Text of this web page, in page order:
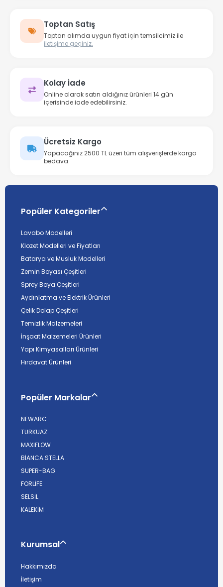
Toptan Satış
Toptan alımda uygun fiyat için temsilcimiz ile
iletişime geçiniz.
Kolay İade
Online olarak satın aldığınız ürünleri 14 gün
içerisinde iade edebilirsiniz.
Ücretsiz Kargo
Yapacağınız 2500 TL üzeri tüm alışverişlerde kargo
bedava.
Popüler Kategoriler
Lavabo Modelleri
Klozet Modelleri ve Fiyatları
Batarya ve Musluk Modelleri
Zemin Boyası Çeşitleri
Sprey Boya Çeşitleri
Aydınlatma ve Elektrik Ürünleri
Çelik Dolap Çeşitleri
Temizlik Malzemeleri
İnşaat Malzemeleri Ürünleri
Yapı Kimyasalları Ürünleri
Hırdavat Ürünleri
Popüler Markalar
NEWARC
TURKUAZ
MAXIFLOW
BİANCA STELLA
SUPER-BAG
FORLİFE
SELSİL
KALEKİM
Kurumsal
Hakkımızda
İletişim